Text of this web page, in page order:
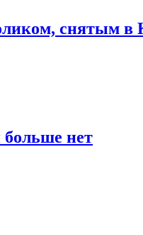
снятым в
больше нет